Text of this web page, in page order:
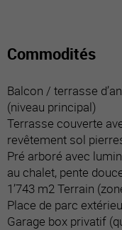
Commodités
Balcon / terrasse
(niveau principal)
Terrasse couverte
revêtement sol
Pré arboré avec
au chalet, pente
1’743 m2 Terrain
Place de parc
Garage box privatif